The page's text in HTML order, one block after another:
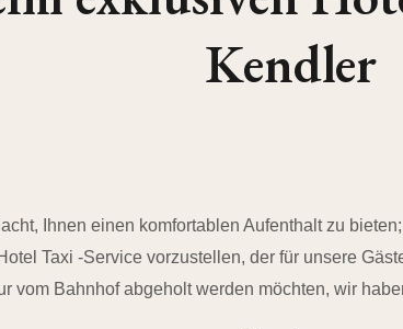
Kendler
Ihnen einen komfortablen Aufenthalt zu
Taxi -Service vorzustellen, der für unsere
vom Bahnhof abgeholt werden möchten, wir